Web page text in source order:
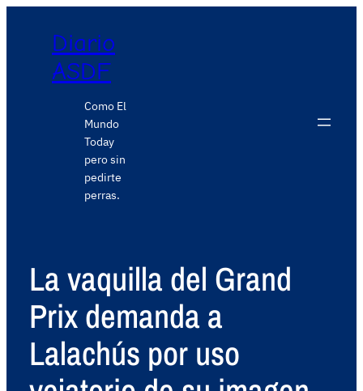
Diario
ASDF
Como El
Mundo
Today
pero sin
pedirte
perras.
La vaquilla del Grand
Prix demanda a
Lalachús por uso